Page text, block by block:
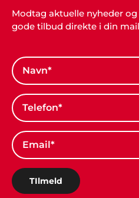
Modtag aktuelle nyheder og
gode tilbud direkte i din
TIlmeld